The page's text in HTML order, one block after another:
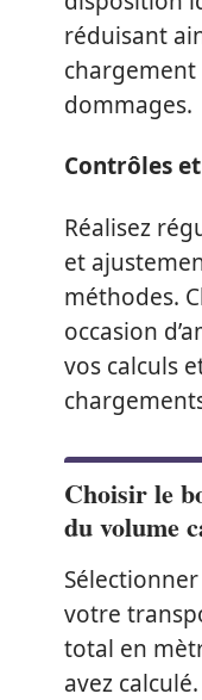
réduisant
chargement
dommages.
Contrôles
Réalisez
et
méthodes.
occasion
vos calculs
Choisir le
du volume
votre
total en
avez